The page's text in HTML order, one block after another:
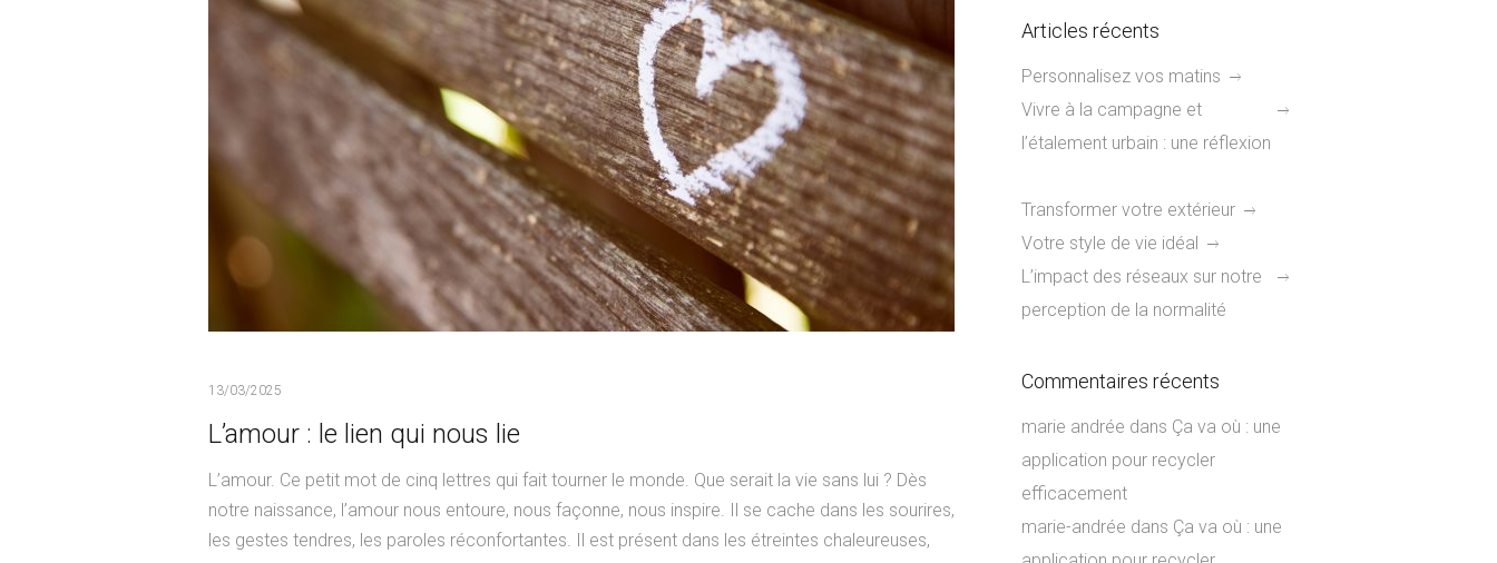
13/03/2025
L’amour : le lien qui nous lie
L’amour. Ce petit mot de cinq lettres qui fait tourner le monde. Que serait la vie sans lui ? Dès
notre naissance, l’amour nous entoure, nous façonne, nous inspire. Il se cache dans les sourires,
les gestes tendres, les paroles réconfortantes. Il est présent dans les étreintes chaleureuses,
Articles récents
Personnalisez vos matins
Vivre à la campagne et
l’étalement urbain : une réflexion
Transformer votre extérieur
Votre style de vie idéal
L’impact des réseaux sur notre
perception de la normalité
Commentaires récents
marie andrée dans Ça va où : une
application pour recycler
efficacement
marie-andrée dans Ça va où : une